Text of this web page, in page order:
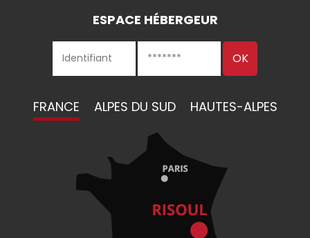
ESPACE HÉBERGEUR
FRANCE ALPES DU SUD HAUTES-ALPES